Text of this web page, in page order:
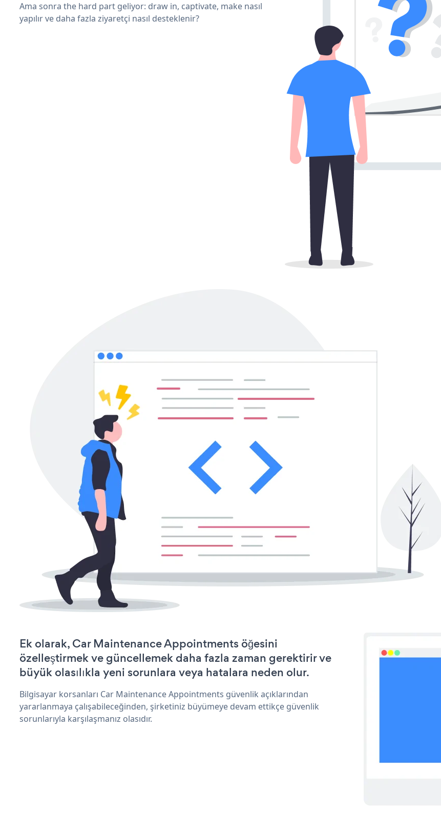
Ama sonra the hard part geliyor: draw in, captivate, make nasıl
yapılır ve daha fazla ziyaretçi nasıl desteklenir?
Ek olarak, Car Maintenance Appointments öğesini
özelleştirmek ve güncellemek daha fazla zaman gerektirir ve
büyük olasılıkla yeni sorunlara veya hatalara neden olur.
Bilgisayar korsanları Car Maintenance Appointments güvenlik açıklarından
yararlanmaya çalışabileceğinden, şirketiniz büyümeye devam ettikçe güvenlik
sorunlarıyla karşılaşmanız olasıdır.